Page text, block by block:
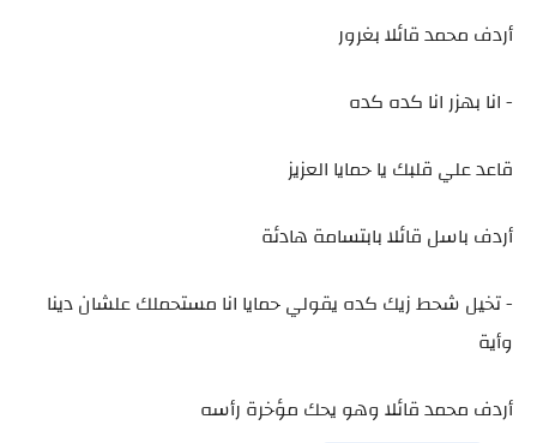
أردف محمد قائلا بغرور
- انا بهزر انا كده كده
قاعد علي قلبك يا حمايا العزيز
أردف باسل قائلا بابتسامة هادئة
- تخيل شحط زيك كده يقولي حمايا انا مستحملك علشان دينا
وأية
أردف محمد قائلا وهو يحك مؤخرة رأسه